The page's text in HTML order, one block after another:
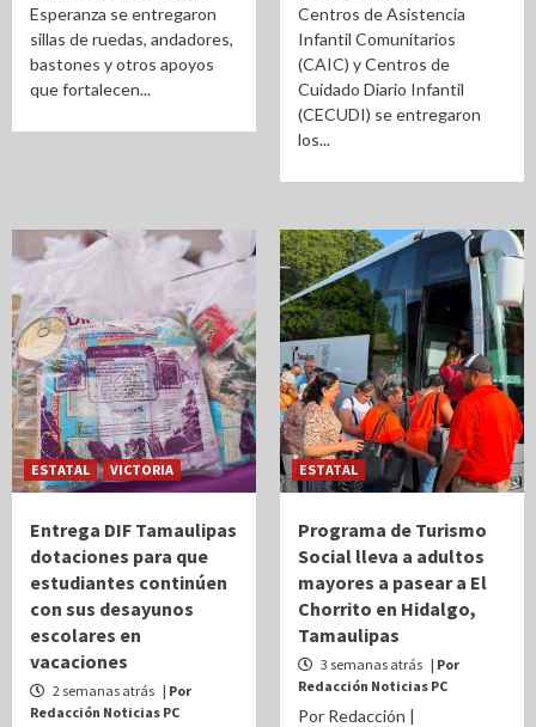
Esperanza se entregaron
sillas de ruedas, andadores,
bastones y otros apoyos
que fortalecen...
Centros de Asistencia
Infantil Comunitarios
(CAIC) y Centros de
Cuidado Diario Infantil
(CECUDI) se entregaron
los...
ESTATAL VICTORIA
Entrega DIF Tamaulipas
dotaciones para que
estudiantes continúen
con sus desayunos
escolares en
vacaciones
2 semanas atrás | Por
Redacción Noticias PC
ESTATAL
Programa de Turismo
Social lleva a adultos
mayores a pasear a El
Chorrito en Hidalgo,
Tamaulipas
3 semanas atrás | Por
Redacción Noticias PC
Por Redacción |